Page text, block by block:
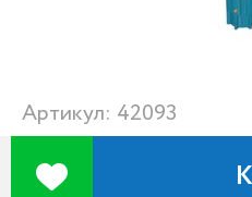
Артикул: 42093